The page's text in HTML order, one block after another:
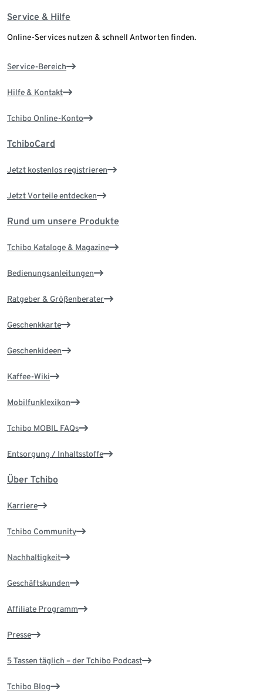
Service & Hilfe
Online-Services nutzen & schnell Antworten finden.
Service-Bereich
Hilfe & Kontakt
Tchibo Online-Konto
TchiboCard
Jetzt kostenlos registrieren
Jetzt Vorteile entdecken
Rund um unsere Produkte
Tchibo Kataloge & Magazine
Bedienungsanleitungen
Ratgeber & Größenberater
Geschenkkarte
Geschenkideen
Kaffee-Wiki
Mobilfunklexikon
Tchibo MOBIL FAQs
Entsorgung / Inhaltsstoffe
Über Tchibo
Karriere
Tchibo Community
Nachhaltigkeit
Geschäftskunden
Affiliate Programm
Presse
5 Tassen täglich – der Tchibo Podcast
Tchibo Blog